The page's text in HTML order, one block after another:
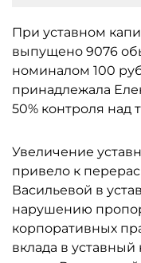
При уставном
выпущено 9076
номиналом 100
принадлежала
50% контроля над
Увеличение
привело к
Васильевой в
нарушению
корпоративных
вклада в